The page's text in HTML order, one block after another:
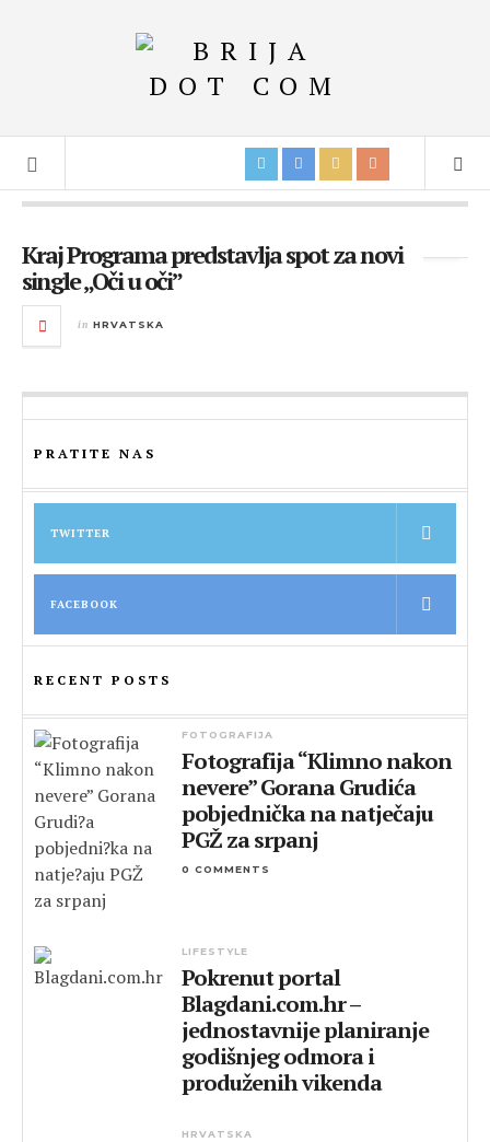
Kraj Programa predstavlja spot za novi
single „Oči u oči”
in HRVATSKA
PRATITE NAS
TWITTER
FACEBOOK
RECENT POSTS
FOTOGRAFIJA
Fotografija “Klimno nakon
nevere” Gorana Grudića
pobjednička na natječaju
PGŽ za srpanj
0 COMMENTS
LIFESTYLE
Pokrenut portal
Blagdani.com.hr –
jednostavnije planiranje
godišnjeg odmora i
produženih vikenda
HRVATSKA